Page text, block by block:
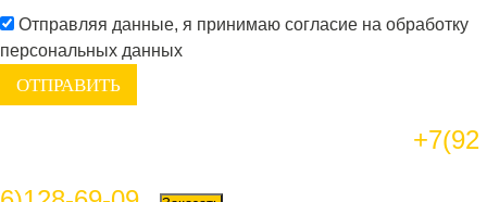
Отправляя данные, я принимаю согласие на обработку
персональных данных
+7(92